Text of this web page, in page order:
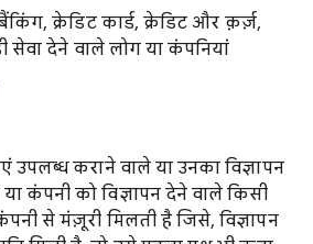
क्रेडिट कार्ड, क्रेडिट और क़र्ज़,
सेवा देने वाले लोग या कंपनियां
उपलब्ध कराने वाले या उनका विज्ञापन
कंपनी को विज्ञापन देने वाले किसी
से मंज़ूरी मिलती है जिसे, विज्ञापन